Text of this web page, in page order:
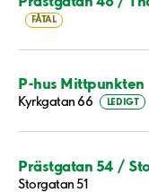
FÅTAL
P-hus Mittpunkten
Kyrkgatan 66 LEDIGT
Prästgatan 54 /
Storgatan 51